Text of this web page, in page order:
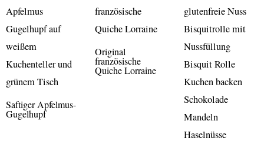
Saftiger Apfelmus-
Gugelhupf
Original
französische
Quiche Lorraine